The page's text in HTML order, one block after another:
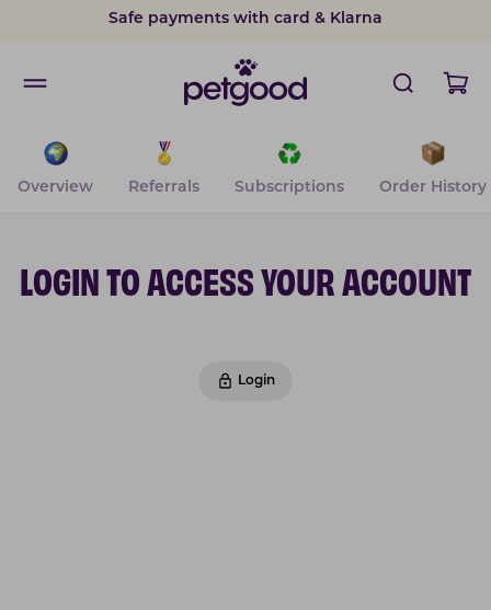
Safe payments with card & Klarna
Overview Referrals Subscriptions Order History
LOGIN TO ACCESS YOUR ACCOUNT
Login